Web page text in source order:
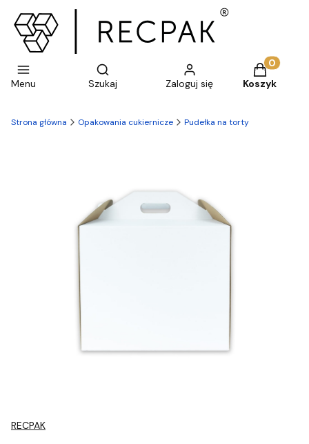
Menu
Otwórz wyszukiwarkę
Szukaj Zaloguj się
Produkty
Koszyk
Strona główna Opakowania cukiernicze Pudełka na torty
RECPAK